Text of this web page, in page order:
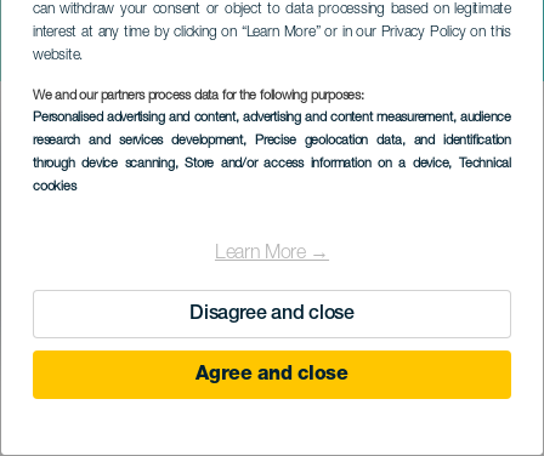
can withdraw your consent or object to data processing based on legitimate
interest at any time by clicking on “Learn More” or in our Privacy Policy on this
website.
We and our partners process data for the following purposes:
Personalised advertising and content, advertising and content measurement, audience
research and services development, Precise geolocation data, and identification
through device scanning, Store and/or access information on a device, Technical
cookies
Learn More →
Disagree and close
Agree and close
Семейные истории Марии
Буэнадичи
Imagen
Listado
ПРОШЕДШЕЕ МЕРОПРИЯТИЕ